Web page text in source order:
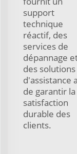
support
technique
réactif, des
services de
dépannage
des solutions
d'assistance
de garantir la
satisfaction
durable des
clients.